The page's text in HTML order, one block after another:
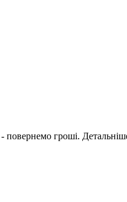
- повернемо гроші.